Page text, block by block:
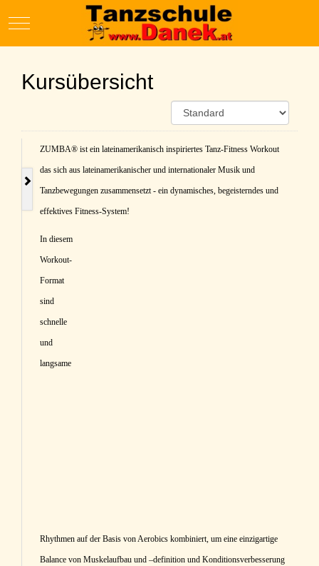
Mobile Menu Toggle
Kursübersicht
ZUMBA® ist ein lateinamerikanisch inspiriertes Tanz-Fitness Workout
das sich aus lateinamerikanischer und internationaler Musik und
Tanzbewegungen zusammensetzt - ein dynamisches, begeisterndes und
effektives Fitness-System!
In diesem
Workout-
Format
sind
schnelle
und
langsame
Rhythmen auf der Basis von Aerobics kombiniert, um eine einzigartige
Balance von Muskelaufbau und –definition und Konditionsverbesserung